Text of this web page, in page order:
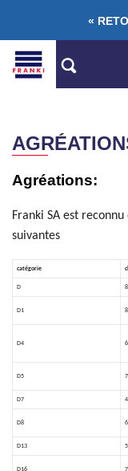
«
Agréations:
Franki SA est
suivantes
catégorie
D 8
D1 8
D4 6
D5 7
D7 4
D8 6
D13 5
D16 7